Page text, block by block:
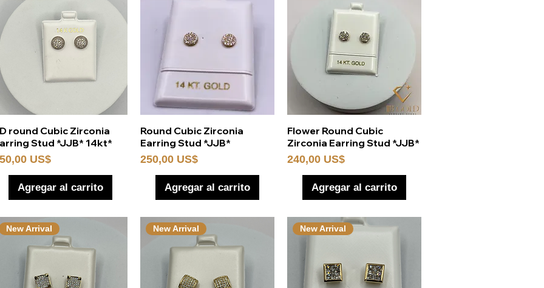
Vista rápida
round Cubic Zirconia
Stud *JJB* 14kt*
US$
Agregar al carrito
Vista rápida
Round Cubic Zirconia
Earring Stud *JJB*
Precio
250,00 US$
Agregar al carrito
Vista rápida
Flower Round Cubic
Zirconia Earring Stud *JJB*
Precio
240,00 US$
Agregar al carrito
New Arrival New Arrival New Arrival